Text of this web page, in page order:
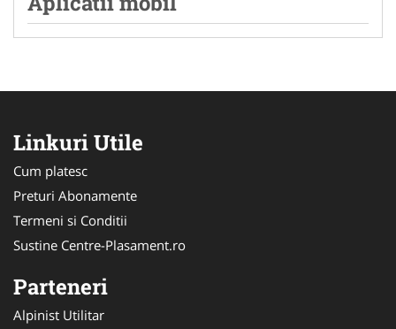
Linkuri Utile
Cum platesc
Preturi Abonamente
Termeni si Conditii
Sustine Centre-Plasament.ro
Parteneri
Alpinist Utilitar